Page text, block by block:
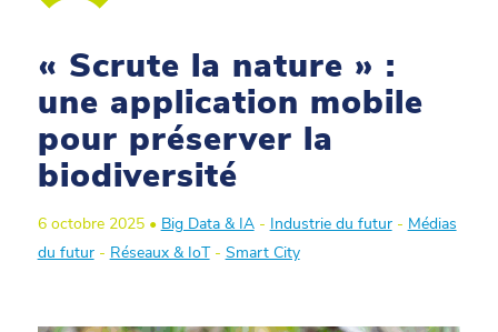
« Scrute la nature » :
une application mobile
pour préserver la
biodiversité
6 octobre 2025 • Big Data & IA- Industrie du futur- Médias
du futur- Réseaux & IoT- Smart City